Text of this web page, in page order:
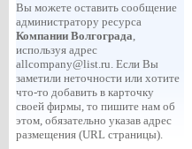
Вы можете оставить сообщение
администратору ресурса
Компании Волгограда,
используя адрес
allcompany@list.ru. Если Вы
заметили неточности или хотите
что-то добавить в карточку
своей фирмы, то пишите нам об
этом, обязательно указав адрес
размещения (URL страницы).